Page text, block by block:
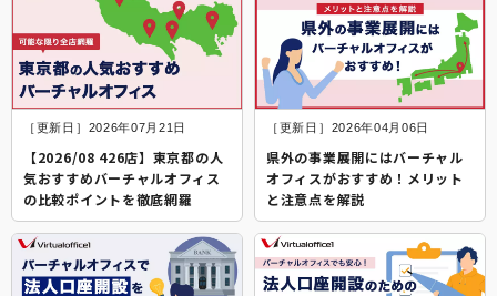
［更新日］2026年07月21日
【2026/08 426店】東京都の人
気おすすめバーチャルオフィス
の比較ポイントを徹底網羅
［更新日］2026年04月06日
県外の事業展開にはバーチャル
オフィスがおすすめ！メリット
と注意点を解説